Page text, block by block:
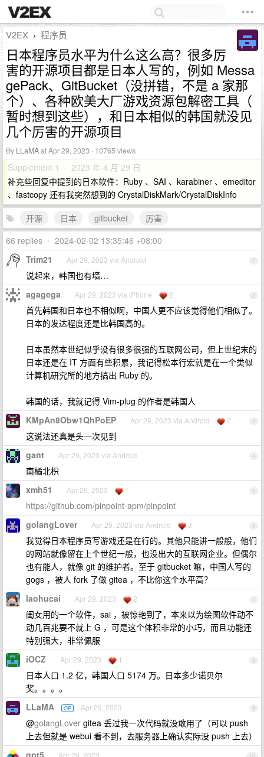
V2EX › 程序员
日本程序员水平为什么这么高？很多厉
害的开源项目都是日本人写的，例如 Messa
gePack、GitBucket（没拼错，不是 a 家那
个）、各种欧美大厂游戏资源包解密工具（
暂时想到这些），和日本相似的韩国就没见
几个厉害的开源项目
By LLaMAat Apr 29, 2023 · 10765 views
Supplement 1 · 2023 年 4 月 29 日
补充些回复中提到的日本软件：Ruby 、SAI 、karabiner 、emeditor
、fastcopy 还有我突然想到的 CrystalDiskMark/CrystalDiskInfo
开源
日本 gitbucket
厉害
66 replies • 2024-02-02 13:35:46 +08:00
1
Trim21 Apr 29, 2023 via Android
说起来，韩国也有墙…
2
agagega Apr 29, 2023 via iPhone 2
首先韩国和日本也不相似啊，中国人更不应该觉得他们相似了。
日本的发达程度还是比韩国高的。
日本虽然本世纪似乎没有很多很强的互联网公司，但上世纪末的
日本还是在 IT 方面有些积累，我记得松本行宏就是在一个类似
计算机研究所的地方搞出 Ruby 的。
韩国的话，我就记得 Vim-plug 的作者是韩国人
3
KMpAn8Obw1QhPoEP Apr 29, 2023 via Android 2
这说法还真是头一次见到
4
gant Apr 29, 2023 via Android
南橘北枳
5
xmh51 Apr 29, 2023 1
https://github.com/pinpoint-apm/pinpoint
6
golangLover Apr 29, 2023 via Android 3
我觉得日本程序员写游戏还是在行的。其他只能讲一般般，他们
的网站就像留在上个世纪一般，也没出大的互联网企业。但偶尔
也有能人，就像 git 的维护者。至于 gitbucket 嘛，中国人写的
gogs ，被人 fork 了做 gitea ，不比你这个水平高？
7
laohucai Apr 29, 2023 2
闺女用的一个软件，sai ，被惊艳到了，本来以为绘图软件动不
动几百兆要不就上 G ，可是这个体积非常的小巧，而且功能还
特别强大，非常佩服
8
iOCZ Apr 29, 2023 1
日本人口 1.2 亿，韩国人口 5174 万。日本多少诺贝尔
奖。。。。
9
LLaMA OP Apr 29, 2023
@golangLover gitea 丢过我一次代码就没敢用了（可以 push
上去但就是 webui 看不到，去服务器上确认实际没 push 上去）
gpt5 Apr 29, 2023